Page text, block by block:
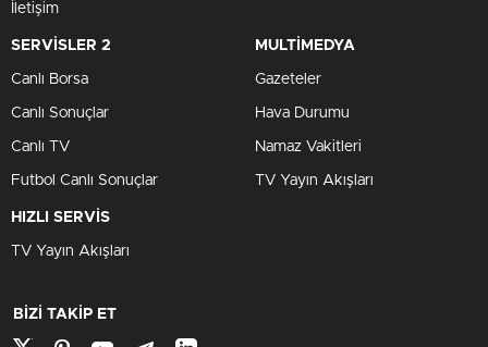
İletişim
SERVİSLER 2
Canlı Borsa
Canlı Sonuçlar
Canlı TV
Futbol Canlı Sonuçlar
MULTİMEDYA
Gazeteler
Hava Durumu
Namaz Vakitleri
TV Yayın Akışları
HIZLI SERVİS
TV Yayın Akışları
BİZİ TAKİP ET